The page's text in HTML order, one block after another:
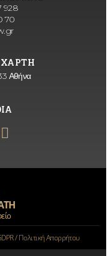
928
70
ΧΑΡΤΗ
Αθήνα
/ Πολιτική Απορρήτου